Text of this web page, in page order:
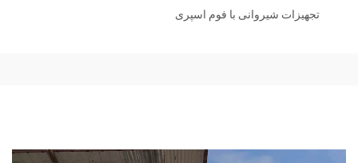
تجهیزات شیروانی با فوم اسپری